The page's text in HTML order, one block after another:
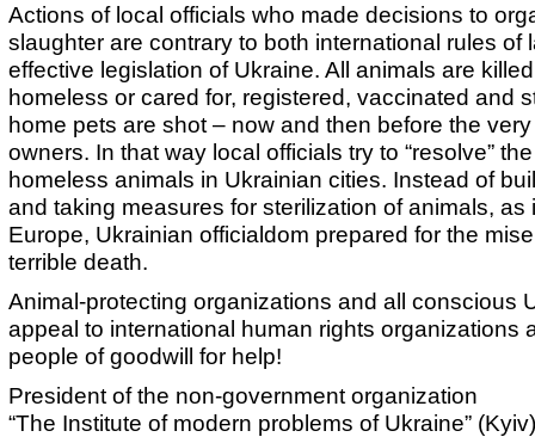
Actions of local officials who made decisions to
slaughter are contrary to both international rules of
effective legislation of Ukraine. All animals are
homeless or cared for, registered, vaccinated and
home pets are shot – now and then before the
owners. In that way local officials try to “resolve”
homeless animals in Ukrainian cities. Instead of
and taking measures for sterilization of animals, as
Europe, Ukrainian officialdom prepared for the
terrible death.
Animal-protecting organizations and all conscious
appeal to international human rights organizations
people of goodwill for help!
President of the non-government organization
“The Institute of modern problems of Ukraine”